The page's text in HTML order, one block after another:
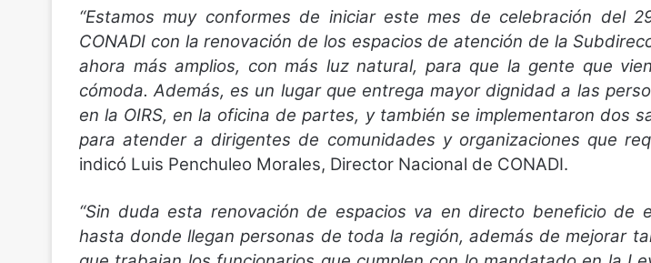
“Estamos muy conformes de iniciar este mes de celebración del
CONADI con la renovación de los espacios de atención de la
ahora más amplios, con más luz natural, para que la gente que
cómoda. Además, es un lugar que entrega mayor dignidad a las
en la OIRS, en la oficina de partes, y también se implementaron dos
para atender a dirigentes de comunidades y organizaciones que
indicó Luis Penchuleo Morales, Director Nacional de CONADI.
“Sin duda esta renovación de espacios va en directo beneficio de
hasta donde llegan personas de toda la región, además de mejorar